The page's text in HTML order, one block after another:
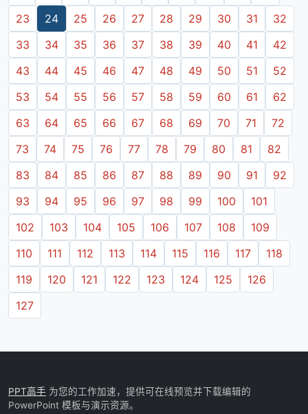
23
24 25 26 27 28 29 30 31
32
33
34 35 36 37 38 39 40 41
42
43
44 45 46 47 48 49 50 51
52
53
54 55 56 57 58 59 60 61
62
63
64 65 66 67 68 69 70 71
72
73
74 75 76 77 78 79 80 81
82
83
84 85 86 87 88 89 90 91
92
93
94 95 96 97 98 99 100
101
102
103 104 105 106 107 108
109
110
111 112 113 114 115 116 117
118
119
120 121 122 123 124 125
126
127
PPT高手 为您的工作加速，提供可在线预览并下载编辑的
PowerPoint 模板与演示资源。